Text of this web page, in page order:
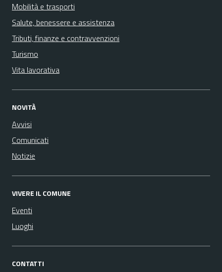
Mobilità e trasporti
Salute, benessere e assistenza
Tributi, finanze e contravvenzioni
Turismo
Vita lavorativa
NOVITÀ
Avvisi
Comunicati
Notizie
VIVERE IL COMUNE
Eventi
Luoghi
CONTATTI